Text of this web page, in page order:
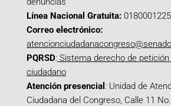
Línea Nacional Gratuita:
Correo electrónico:
PQRSD: Sistema derecho de petición
ciudadano
Atención presencial : Unidad de
Ciudadana del Congreso, Calle 11